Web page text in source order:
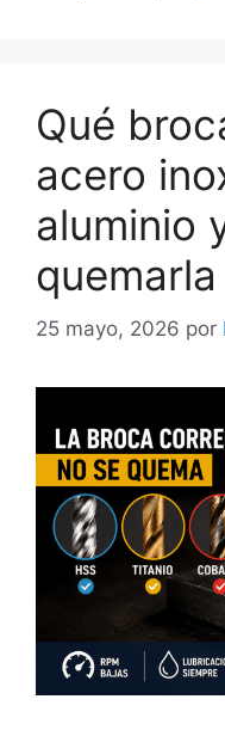
Qué
acero
aluminio
quemarla
25 mayo, 2026 por